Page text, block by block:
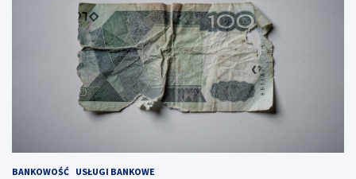
BANKOWOŚĆ USŁUGI BANKOWE